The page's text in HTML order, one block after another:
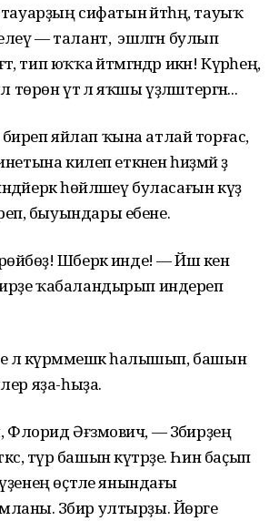
тауарҙың сифатын әйтһәң, тауыҡ
— талант, ә эшләгән булып
тип юҡҡа әйтмәгәндәр икән! Күрәһең,
төрөн үтә лә яҡшы үҙләштергән...
яйлап ҡына атлай торғас,
килеп еткәнен һиҙмәй ҙә
һөйләшеү буласағын күҙ
быуындары ебене.
Шәберәк инде! — Йәш кенә
ҡабаландырып индереп
лә күрмәмешкә һалышып, башын
яҙа-һыҙа.
Әғзәмович, — Зәбирҙең
түрә башын күтәрҙе. Һин баҫып
өҫтәле янындағы
Зәбир ултырҙы. Йөрәге